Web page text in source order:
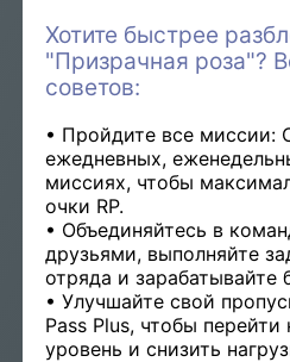
Хотите быстрее
"Призрачная роза"?
советов:
Пройдите все миссии:
ежедневных,
миссиях, чтобы
очки RP.
Объединяйтесь в
друзьями, выполняйте
отряда и зарабатывайте
Улучшайте свой
Pass Plus, чтобы
уровень и снизить